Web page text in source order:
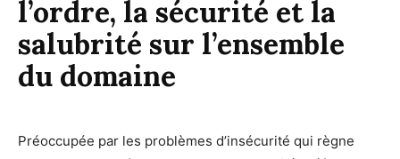
l’ordre, la sécurité et la
salubrité sur l’ensemble
du domaine
Préoccupée par les problèmes d’insécurité qui règne